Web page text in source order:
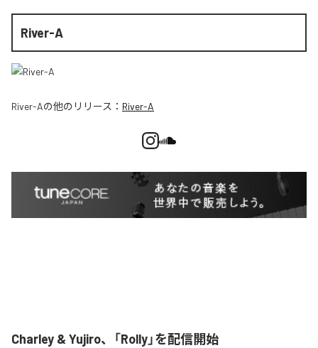
River-A
River-Aの他のリリース： River-A
Charley & Yujiro、「Rolly」を配信開始